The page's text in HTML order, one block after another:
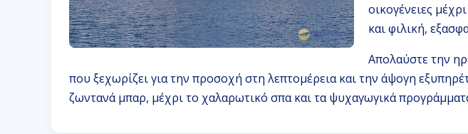
οικογένειες
και φιλική,
Απολαύστε την
που ξεχωρίζει για την προσοχή στη λεπτομέρεια και την άψογη
ζωντανά μπαρ, μέχρι το χαλαρωτικό σπα και τα ψυχαγωγικά